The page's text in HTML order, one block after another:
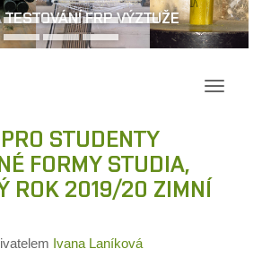
FRP VÝZTUŽE
STUDENTY
FORMY STUDIA,
ROK 2019/20 ZIMNÍ
Ivana Laníková